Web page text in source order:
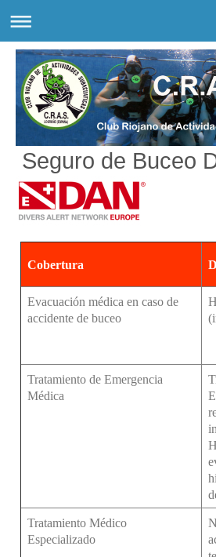
Seguro de Buceo
Cobertura
Evacuación médica en caso de
accidente de buceo
Tratamiento de Emergencia
Médica
Tratamiento Médico
Especializado